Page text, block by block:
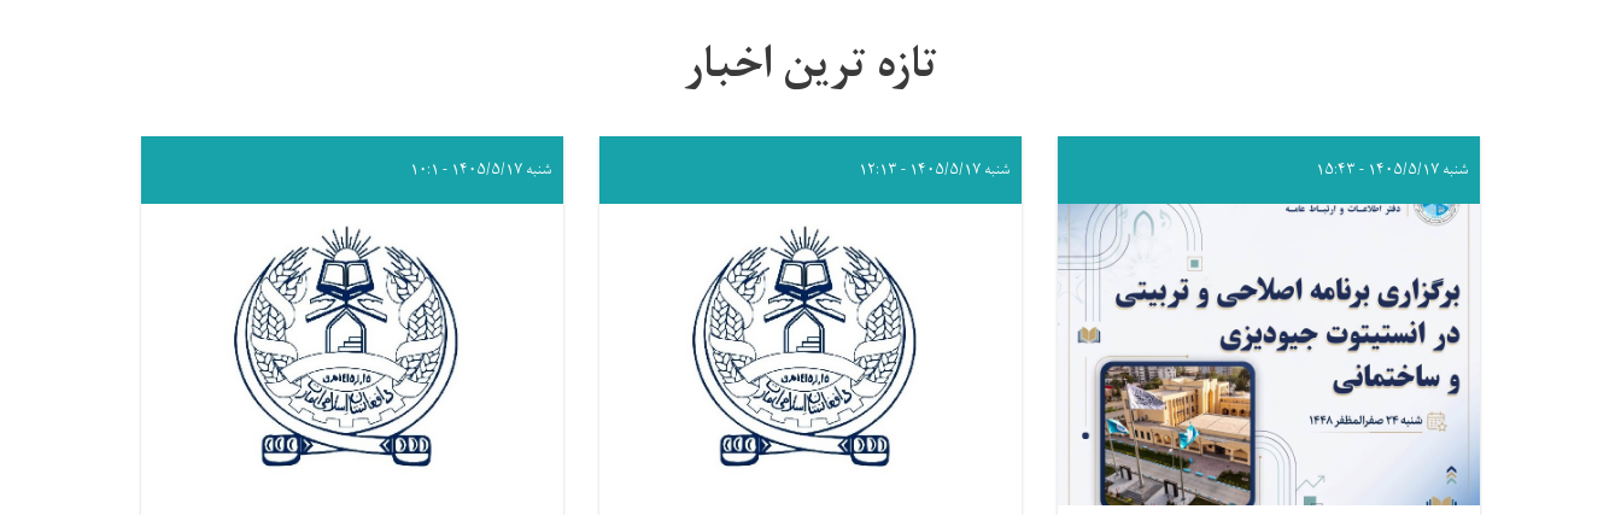
تازه ترین اخبار
شنبه ۱۴۰۵/۵/۱۷ - ۱۵:۴۳ شنبه ۱۴۰۵/۵/۱۷ - ۱۲:۱۳ شنبه ۱۴۰۵/۵/۱۷ - ۱۰:۱